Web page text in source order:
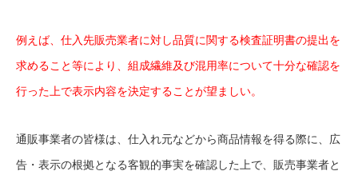
例えば、仕入先販売業者に対し品質に関する検査証明書の提出を
求めること等により、組成繊維及び混用率について十分な確認を
行った上で表示内容を決定することが望ましい。
通販事業者の皆様は、仕入れ元などから商品情報を得る際に、広
告・表示の根拠となる客観的事実を確認した上で、販売事業者と